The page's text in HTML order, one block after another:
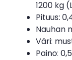
1200 kg
Pituus:
Nauhan
Väri:
Paino: